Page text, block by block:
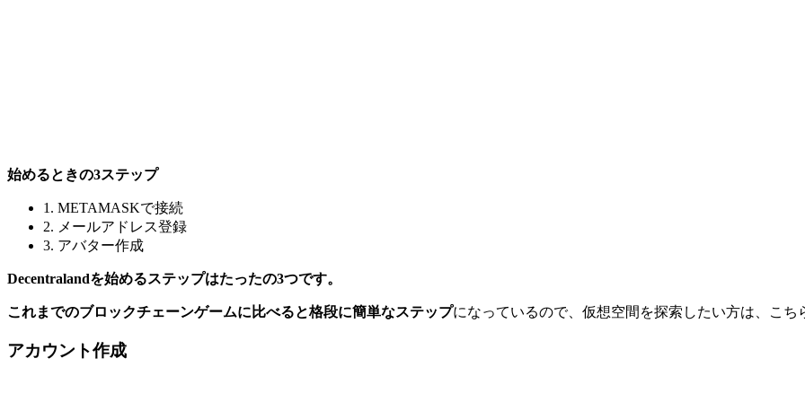
始めるときの3ステップ
1. METAMASKで接続
2. メールアドレス登録
3. アバター作成
Decentralandを始めるステップはたったの3つです。
これまでのブロックチェーンゲームに比べると格段に簡単なステップになっているので、仮想空間を探索したい方は、こち
アカウント作成